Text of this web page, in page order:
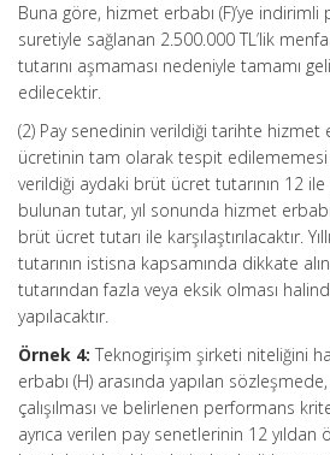
Buna göre, hizmet erbabı (F)’ye
suretiyle sağlanan 2.500.000 TL’lik
tutarını aşmaması nedeniyle tamamı
edilecektir.
(2) Pay senedinin verildiği tarihte hizmet
ücretinin tam olarak tespit
verildiği aydaki brüt ücret tutarının 12 ile
bulunan tutar, yıl sonunda hizmet
brüt ücret tutarı ile karşılaştırılacaktır.
tutarının istisna kapsamında dikkate
tutarından fazla veya eksik olması
yapılacaktır.
Örnek 4: Teknogirişim şirketi niteliğini
erbabı (H) arasında yapılan
çalışılması ve belirlenen performans
ayrıca verilen pay senetlerinin 12 yıldan